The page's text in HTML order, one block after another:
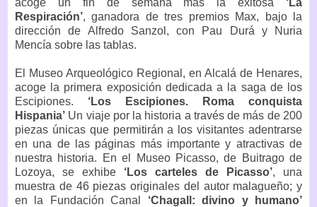
Respiración’, ganadora de tres premios Max, bajo la
dirección de Alfredo Sanzol, con Pau Durá y Nuria
Mencía sobre las tablas.
El Museo Arqueológico Regional, en Alcalá de Henares,
acoge la primera exposición dedicada a la saga de los
Escipiones. ‘Los Escipiones. Roma conquista
Hispania’ Un viaje por la historia a través de más de 200
piezas únicas que permitirán a los visitantes adentrarse
en una de las páginas más importante y atractivas de
nuestra historia. En el Museo Picasso, de Buitrago de
Lozoya, se exhibe ‘Los carteles de Picasso’, una
muestra de 46 piezas originales del autor malagueño; y
en la Fundación Canal ‘Chagall: divino y humano’